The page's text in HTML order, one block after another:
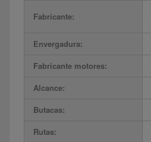
Fabricante:
Envergadura:
Fabricante motores:
Alcance:
Butacas:
Rutas: